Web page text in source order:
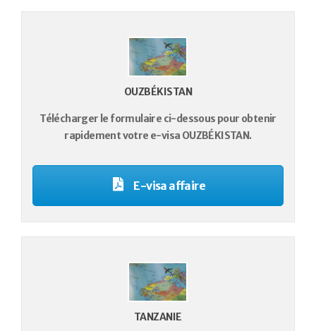
OUZBÉKISTAN
Télécharger le formulaire ci-dessous pour obtenir
rapidement votre e-visa OUZBÉKISTAN.
E-visa affaire
TANZANIE